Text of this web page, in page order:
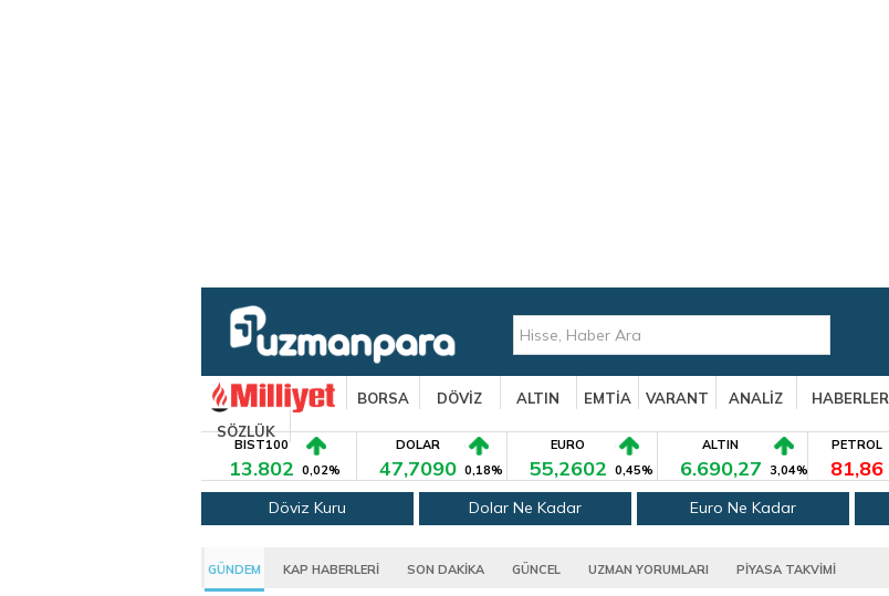
BORSA DÖVİZ ALTIN EMTİA VARANT ANALİZ HABERLER
SÖZLÜK
BIST100
13.802 0,02%
DOLAR
47,7090 0,18%
EURO
55,2602 0,45%
ALTIN
6.690,27 3,04%
PETROL
81,86
Döviz Kuru Dolar Ne Kadar Euro Ne Kadar
GÜNDEM KAP HABERLERİ SON DAKİKA GÜNCEL UZMAN YORUMLARI PİYASA TAKVİMİ